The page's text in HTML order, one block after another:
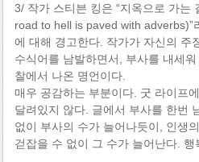
3/ 작가 스티븐 킹은 “지옥으로 가는
road to hell is paved with adverbs)”
에 대해 경고한다. 작가가 자신의 주
수식어를 남발하면서, 부사를 내세
찰에서 나온 명언이다.
매우 공감하는 부분이다. 굿 라이프
달려있지 않다. 글에서 부사를 한번
없이 부사의 수가 늘어나듯이, 인생
걷잡을 수 없이 그 수가 늘어난다. 행